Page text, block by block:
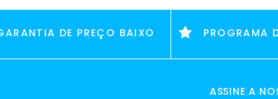
DE PREÇO BAIXO PROGRAMA
ASSINE A